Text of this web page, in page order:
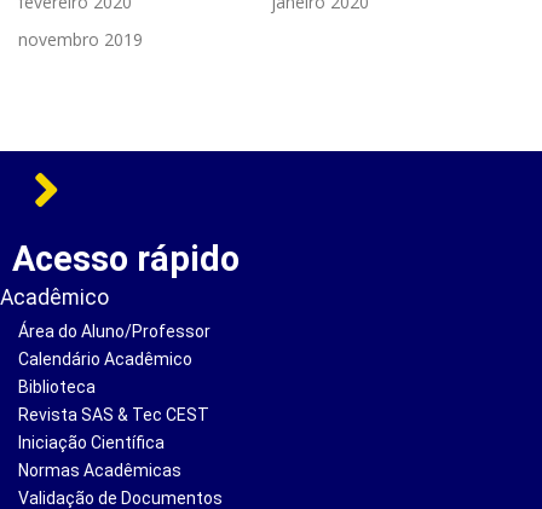
novembro 2019
Acesso rápido
Acadêmico
Área do Aluno/Professor
Calendário Acadêmico
Biblioteca
Revista SAS & Tec CEST
Iniciação Científica
Normas Acadêmicas
Validação de Documentos